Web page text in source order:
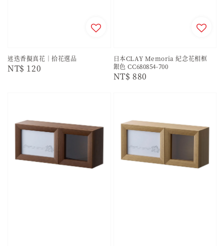
迷迭香擬真花｜拾花選品
Regular
NT$ 120
日本CLAY Memoria 紀念花相框
銀色 CC680854-700
Regular
NT$ 880